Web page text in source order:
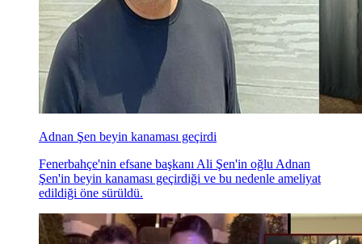
Adnan Şen beyin kanaması geçirdi
Fenerbahçe'nin efsane başkanı Ali Şen'in oğlu Adnan
Şen'in beyin kanaması geçirdiği ve bu nedenle ameliyat
edildiği öne sürüldü.